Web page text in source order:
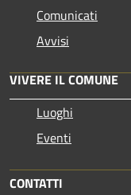
Comunicati
Avvisi
VIVERE IL COMUNE
Luoghi
Eventi
CONTATTI